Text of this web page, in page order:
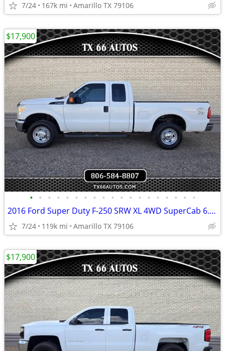
7/24 167k mi Amarillo TX 79106
• • • • • • • • • • • • • • • • • • •
2016 Ford Super Duty F-250 SRW XL 4WD SuperCab 6.75 Box
7/24 119k mi Amarillo TX 79106
$17,900
$17,900